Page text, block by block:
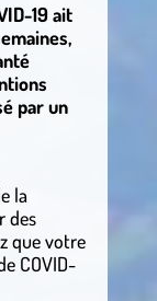
19 ait
par un
la
des
que votre
COVID-